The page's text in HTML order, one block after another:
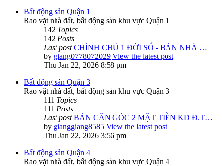
Bất động sản Quận 1
Rao vặt nhà đất, bất động sản khu vực Quận 1
142 Topics
142 Posts
Last post CHÍNH CHỦ 1 ĐỜI SỔ - BÁN NHÀ …
by giang0778072029 View the latest post
Thu Jan 22, 2026 8:58 pm
Bất động sản Quận 3
Rao vặt nhà đất, bất động sản khu vực Quận 3
111 Topics
111 Posts
Last post BÁN CĂN GÓC 2 MẶT TIỀN KD Đ.T…
by gianggiang8585 View the latest post
Thu Jan 22, 2026 3:56 pm
Bất động sản Quận 4
Rao vặt nhà đất, bất động sản khu vực Quận 4